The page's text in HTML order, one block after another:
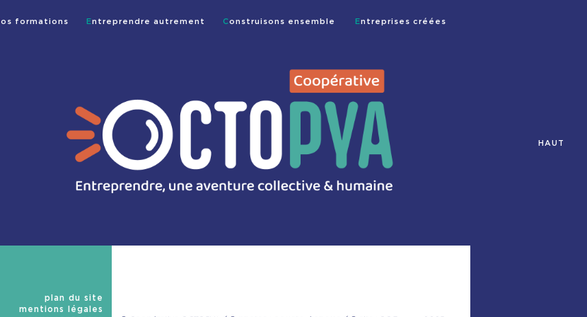
Nos formations Entreprendre autrement Construisons ensemble Entreprises créées
plan du site
mentions légales
HAUT